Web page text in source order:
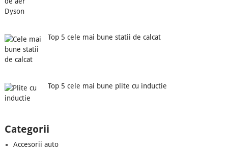
Top 5 cele mai bune statii de calcat
Top 5 cele mai bune plite cu inductie
Categorii
Accesorii auto